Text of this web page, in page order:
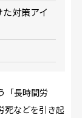
対策アイ
「長時間労
死などを引き起